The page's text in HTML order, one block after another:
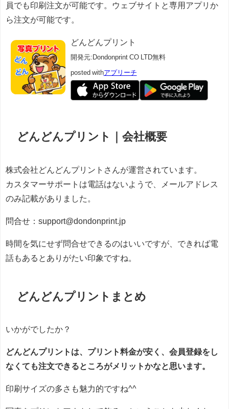
員でも印刷注文が可能です。ウェブサイトと専用アプリか
ら注文が可能です。
どんどんプリント
開発元: Dondonprint CO LTD無料
posted withアプリーチ
どんどんプリント｜会社概要
株式会社どんどんプリントさんが運営されています。
カスタマーサポートは電話はないようで、メールアドレス
のみ記載がありました。
問合せ：support@dondonprint.jp
時間を気にせず問合せできるのはいいですが、できれば電
話もあるとありがたい印象ですね。
どんどんプリントまとめ
いかがでしたか？
どんどんプリントは、プリント料金が安く、会員登録をし
なくても注文できるところがメリットかなと思います。
印刷サイズの多さも魅力的ですね^^